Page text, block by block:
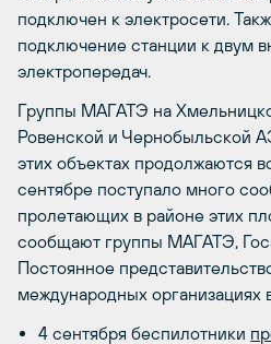
подключен к электросети.
подключение станции к двум
электропередач.
Группы МАГАТЭ на
Ровенской и Чернобыльской
этих объектах продолжаются
сентябре поступало много
пролетающих в районе этих
сообщают группы МАГАТЭ,
Постоянное
международных организациях
4 сентября беспилотники